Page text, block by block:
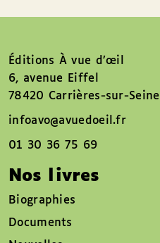
Éditions À vue d’œil
6, avenue Eiffel
78420 Carrières-sur-Seine
infoavo@avuedoeil.fr
01 30 36 75 69
Nos livres
Biographies
Documents